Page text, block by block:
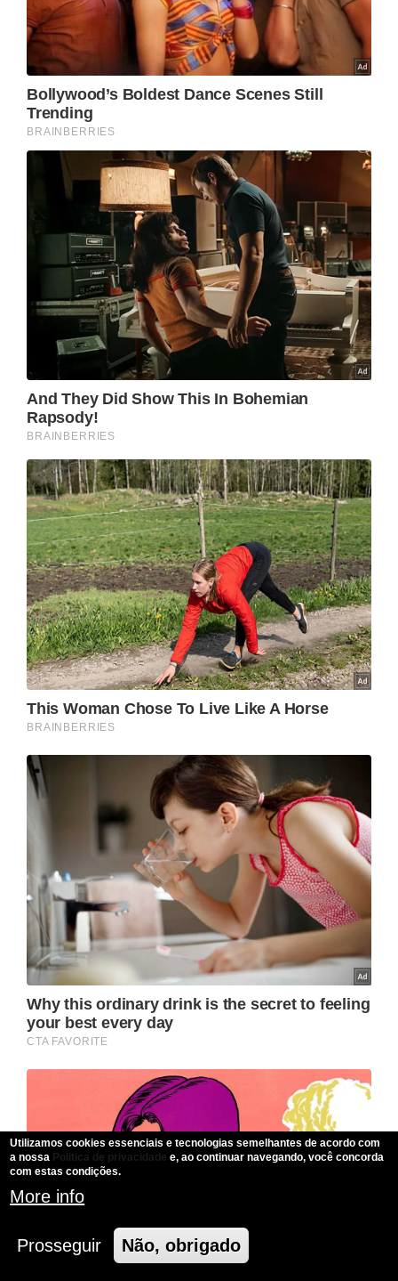
Utilizamos cookies essenciais e tecnologias semelhantes de acordo com
a nossa Politica de privacidade e, ao continuar navegando, você concorda
com estas condições.
More info
Prosseguir Não, obrigado